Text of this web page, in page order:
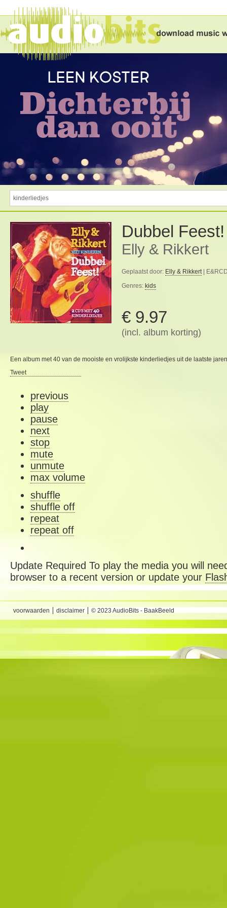
Dubbel Feest!
Elly & Rikkert
Geplaatst door: Elly & Rikkert|
Genres: kids
€ 9.97
(incl. album korting)
Een album met 40 van de mooiste en vrolijkste kinderliedjes uit de laatste
Tweet
previous
play
pause
next
stop
mute
unmute
max volume
shuffle
shuffle off
repeat
repeat off
Update Required To play the media you will
browser to a recent version or update your
voorwaarden disclaimer © 2023 AudioBits - BaakBeeld